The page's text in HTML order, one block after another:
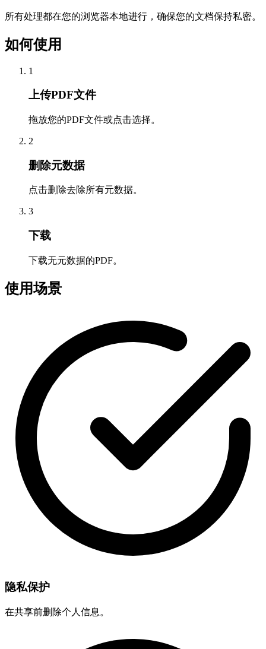
所有处理都在您的浏览器本地进行，确保您的文档保持私密。
如何使用
1
上传PDF文件
拖放您的PDF文件或点击选择。
2
删除元数据
点击删除去除所有元数据。
3
下载
下载无元数据的PDF。
使用场景
隐私保护
在共享前删除个人信息。